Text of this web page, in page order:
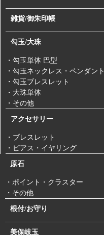
雑貨/御朱印帳
勾玉/大珠
・勾玉単体 巴型
・勾玉ネックレス・ペンダント
・勾玉ブレスレット
・大珠単体
・その他
アクセサリー
・ブレスレット
・ピアス・イヤリング
原石
・ポイント・クラスター
・その他
根付/お守り
美保岐玉